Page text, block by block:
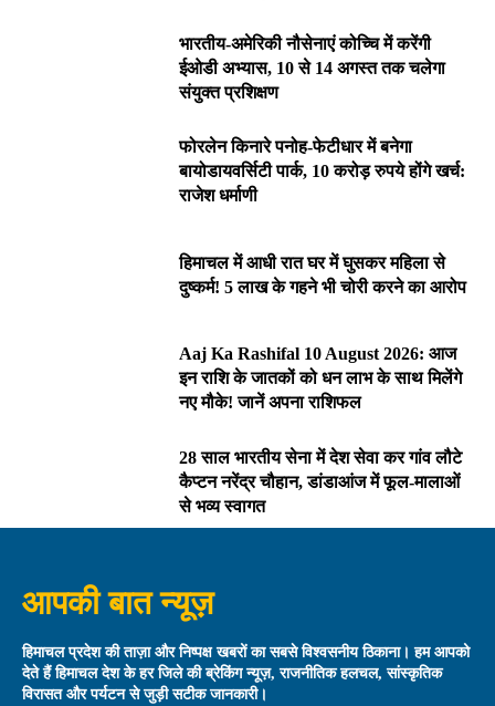
भारतीय-अमेरिकी नौसेनाएं कोच्चि में करेंगी
ईओडी अभ्यास, 10 से 14 अगस्त तक चलेगा
संयुक्त प्रशिक्षण
फोरलेन किनारे पनोह-फेटीधार में बनेगा
बायोडायवर्सिटी पार्क, 10 करोड़ रुपये होंगे खर्च:
राजेश धर्माणी
हिमाचल में आधी रात घर में घुसकर महिला से
दुष्कर्म! 5 लाख के गहने भी चोरी करने का आरोप
Aaj Ka Rashifal 10 August 2026: आज
इन राशि के जातकों को धन लाभ के साथ मिलेंगे
नए मौके! जानें अपना राशिफल
28 साल भारतीय सेना में देश सेवा कर गांव लौटे
कैप्टन नरेंद्र चौहान, डांडाआंज में फूल-मालाओं
से भव्य स्वागत
आपकी बात न्यूज़
हिमाचल प्रदेश की ताज़ा और निष्पक्ष खबरों का सबसे विश्वसनीय ठिकाना। हम आपको
देते हैं हिमाचल देश के हर जिले की ब्रेकिंग न्यूज़, राजनीतिक हलचल, सांस्कृतिक
विरासत और पर्यटन से जुड़ी सटीक जानकारी।